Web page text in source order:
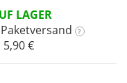
LAGER
?
€